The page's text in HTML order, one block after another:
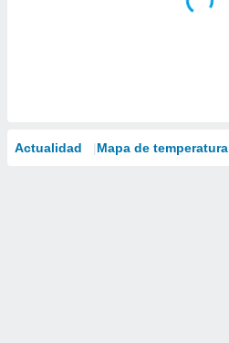
Actualidad Mapa de temperatura